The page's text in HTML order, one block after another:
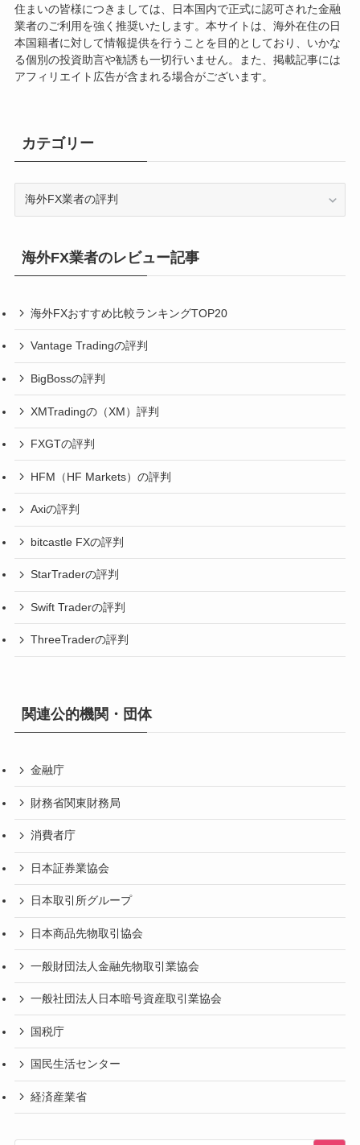
住まいの皆様につきましては、日本国内で正式に認可された金融
業者のご利用を強く推奨いたします。本サイトは、海外在住の日
本国籍者に対して情報提供を行うことを目的としており、いかな
る個別の投資助言や勧誘も一切行いません。また、掲載記事には
アフィリエイト広告が含まれる場合がございます。
カテゴリー
ー海外FX業者のレビュー記事
海外FXおすすめ比較ランキングTOP20
Vantage Tradingの評判
BigBossの評判
XMTradingの（XM）評判
FXGTの評判
HFM（HF Markets）の評判
Axiの評判
bitcastle FXの評判
StarTraderの評判
Swift Traderの評判
ThreeTraderの評判
関連公的機関・団体
金融庁
財務省関東財務局
消費者庁
日本証券業協会
日本取引所グループ
日本商品先物取引協会
一般財団法人金融先物取引業協会
一般社団法人日本暗号資産取引業協会
国税庁
国民生活センター
経済産業省